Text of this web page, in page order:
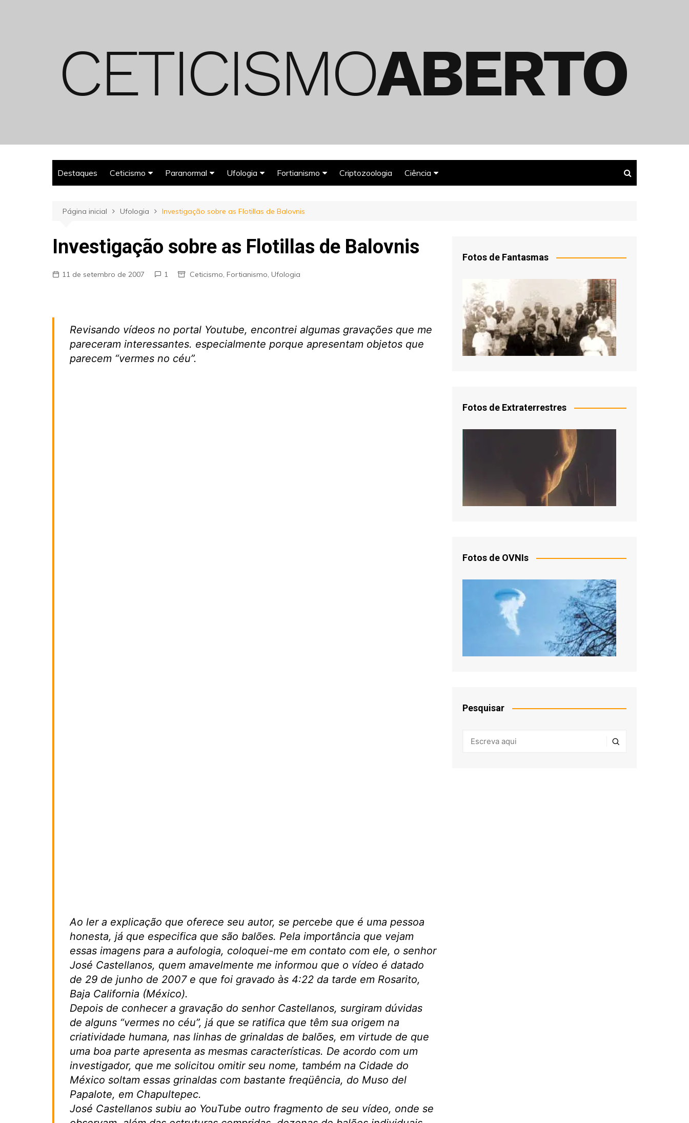
Destaques Ceticismo
Espiritualismo
Pareidolia
Paranormal Ufologia
Deuses Astronautas
Hipótese Psicossocial
Fortianismo Criptozoologia Ciência
Espaço
Página inicial Ufologia Investigação sobre as Flotillas de Balovnis
Investigação sobre as Flotillas de Balovnis
11 de setembro de 2007 1 Ceticismo, Fortianismo, Ufologia
Revisando vídeos no portal Youtube, encontrei algumas gravações que me
pareceram interessantes. especialmente porque apresentam objetos que
parecem “vermes no céu”.
Ao ler a explicação que oferece seu autor, se percebe que é uma pessoa
honesta, já que especifica que são balões. Pela importância que vejam
essas imagens para a aufologia, coloquei-me em contato com ele, o senhor
José Castellanos, quem amavelmente me informou que o vídeo é datado
de 29 de junho de 2007 e que foi gravado às 4:22 da tarde em Rosarito,
Baja California (México).
Depois de conhecer a gravação do senhor Castellanos, surgiram dúvidas
de alguns “vermes no céu”, já que se ratifica que têm sua origem na
criatividade humana, nas linhas de grinaldas de balões, em virtude de que
uma boa parte apresenta as mesmas características. De acordo com um
investigador, que me solicitou omitir seu nome, também na Cidade do
México soltam essas grinaldas com bastante freqüência, do Muso del
Papalote, em Chapultepec.
José Castellanos subiu ao YouTube outro fragmento de seu vídeo, onde se
Fotos de Fantasmas
Fotos de Extraterrestres
Fotos de OVNIs
Pesquisar